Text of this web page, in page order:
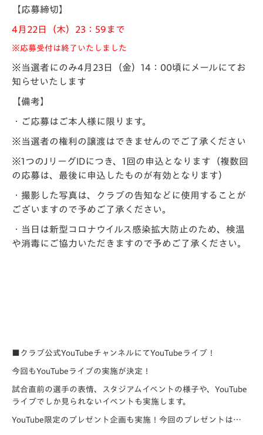
【応募締切】
4月22日（木）23：59まで
※応募受付は終了いたしました
※当選者にのみ4月23日（金）14：00頃にメールにてお
知らせいたします
【備考】
・ご応募はご本人様に限ります。
※当選者の権利の譲渡はできませんのでご了承ください
※1つのJリーグIDにつき、1回の申込となります（複数回
の応募は、最後に申込したものが有効となります）
・撮影した写真は、クラブの告知などに使用することが
ございますので予めご了承ください。
・当日は新型コロナウイルス感染拡大防止のため、検温
や消毒にご協力いただきますので予めご了承ください。
■クラブ公式YouTubeチャンネルにてYouTubeライブ！
今回もYouTubeライブの実施が決定！
試合直前の選手の表情、スタジアムイベントの様子や、YouTube
ライブでしか見られないイベントも実施します。
YouTube限定のプレゼント企画も実施！今回のプレゼントは…